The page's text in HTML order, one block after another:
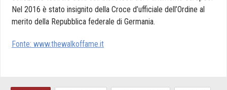
Nel 2016 è stato insignito della Croce d’ufficiale dell’Ordine al
merito della Repubblica federale di Germania.
Fonte: www.thewalkoffame.it